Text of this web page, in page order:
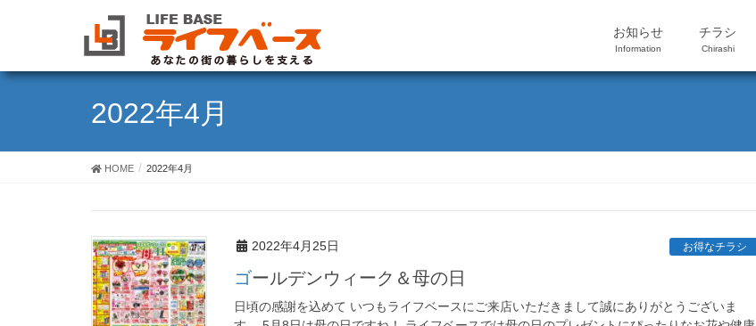
お知らせ
Information
チラシ
Chirashi
2022年4月
HOME 2022年4月
2022年4月25日 お得なチラシ
ゴールデンウィーク＆母の日
日頃の感謝を込めて いつもライフベースにご来店いただきまして誠にありがとうございま